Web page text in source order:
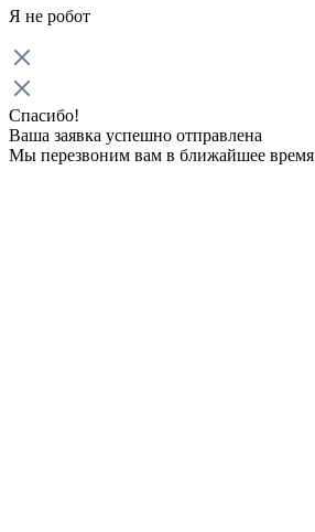
Я не робот
Спасибо!
Ваша заявка успешно отправлена
Мы перезвоним вам в ближайшее время